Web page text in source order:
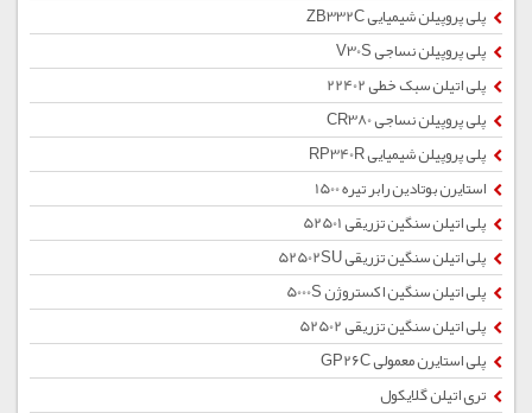
پلی پروپیلن شیمیایی ZB332C
پلی پروپیلن نساجی V30S
پلی اتیلن سبک خطی 22402
پلی پروپیلن نساجی CR380
پلی پروپیلن شیمیایی RP340R
استایرن بوتادین رابر تیره 1500
پلی اتیلن سنگین تزریقی 52501
پلی اتیلن سنگین تزریقی 52502SU
پلی اتیلن سنگین اکستروژن 5000S
پلی اتیلن سنگین تزریقی 52502
پلی استایرن معمولی GP26C
تری اتیلن گلایکول